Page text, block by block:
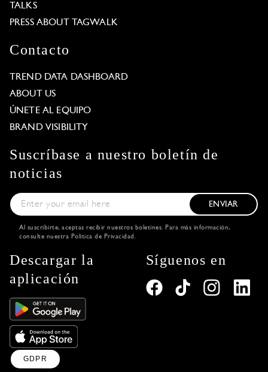
TALKS
PRESS ABOUT TAGWALK
Contacto
TREND DATA DASHBOARD
ABOUT US
ÚNETE AL EQUIPO
BRAND VISIBILITY
Suscríbase a nuestro boletín de
noticias
ENVIAR
Al suscribirte, aceptas recibir nuestros boletines. Para más información,
consulte nuestra Política de Privacidad .
Descargar la
aplicación
Síguenos en
GDPR